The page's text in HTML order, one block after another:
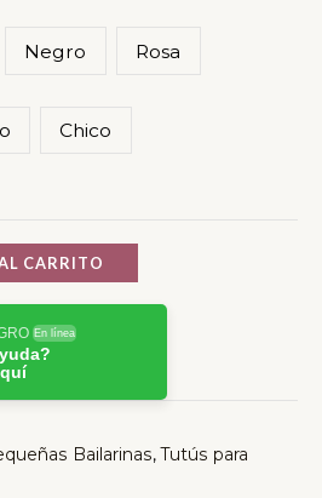
Negro Rosa
Chico
CARRITO
En línea
Bailarinas,Tutús para